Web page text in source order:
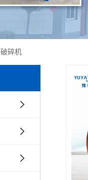
破碎机